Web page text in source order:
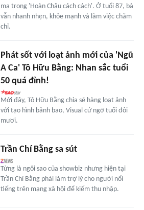
ma trong 'Hoàn Châu cách cách'. Ở tuổi 87, bà
vẫn nhanh nhẹn, khỏe mạnh và làm việc chăm
chỉ.
Phát sốt với loạt ảnh mới của 'Ngũ
A Ca' Tô Hữu Bằng: Nhan sắc tuổi
50 quá đỉnh!
Mới đây, Tô Hữu Bằng chia sẽ hàng loạt ảnh
với tạo hình bảnh bao, Visual cứ ngỡ tuổi đôi
mươi.
Trần Chí Bằng sa sút
Từng là ngôi sao của showbiz nhưng hiện tại
Trần Chí Bằng phải làm trợ lý cho người nổi
tiếng trên mạng xã hội để kiếm thu nhập.